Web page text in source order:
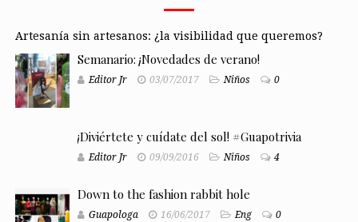
Artesanía sin artesanos: ¿la visibilidad que queremos?
Semanario: ¡Novedades de verano!
Editor Jr 03/07/2017 Niños 0
¡Diviértete y cuídate del sol! #Guapotrivia
Editor Jr 09/09/2016 Niños 4
Down to the fashion rabbit hole
Guapologa 16/06/2017 Eng 0